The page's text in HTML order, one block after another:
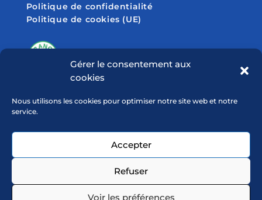
Gérer le consentement aux
cookies
Nous utilisons les cookies pour optimiser notre site web et notre
service.
Accepter
Refuser
Voir les préférences
Politique de confidentialité
Politique de cookies (UE)
SUIVEZ-NOUS SUR